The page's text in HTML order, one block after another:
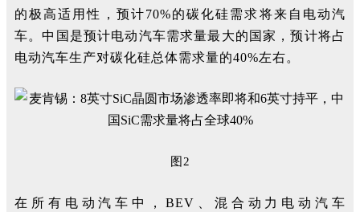
的极高适用性，预计70%的碳化硅需求将来自电动汽
车。中国是预计电动汽车需求量最大的国家，预计将占
电动汽车生产对碳化硅总体需求量的40%左右。
图2
在所有电动汽车中，BEV、混合动力电动汽车